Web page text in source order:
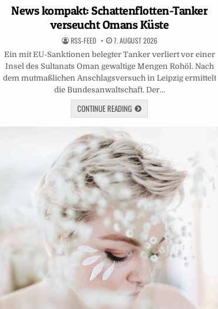
in
News kompakt: Schattenflotten-Tanker
verseucht Omans Küste
RSS-FEED 7. AUGUST 2026
Ein mit EU-Sanktionen belegter Tanker verliert vor einer
Insel des Sultanats Oman gewaltige Mengen Rohöl. Nach
dem mutmaßlichen Anschlagsversuch in Leipzig ermittelt
die Bundesanwaltschaft. Der…
CONTINUE READING